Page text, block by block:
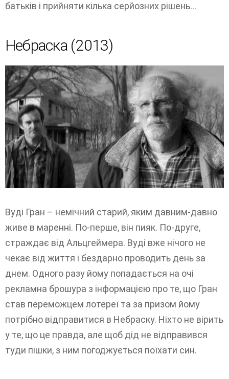
батьків і прийняти кілька серйозних рішень...
Небраска (2013)
Вуді Гран – немічний старий, яким давним-давно
живе в маренні. По-перше, він пияк. По-друге,
страждає від Альцгеймера. Вуді вже нічого не
чекає від життя і бездарно проводить день за
днем. Одного разу йому попадається на очі
рекламна брошура з інформацією про те, що Гран
став переможцем лотереї та за призом йому
потрібно відправитися в Небраску. Ніхто не вірить
у те, що це правда, але щоб дід не відправився
туди пішки, з ним погоджується поїхати син.